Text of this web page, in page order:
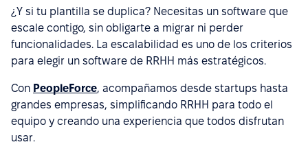
¿Y si tu plantilla se duplica? Necesitas un software que
escale contigo, sin obligarte a migrar ni perder
funcionalidades. La escalabilidad es uno de los criterios
para elegir un software de RRHH más estratégicos.
Con PeopleForce, acompañamos desde startups hasta
grandes empresas, simplificando RRHH para todo el
equipo y creando una experiencia que todos disfrutan
usar.